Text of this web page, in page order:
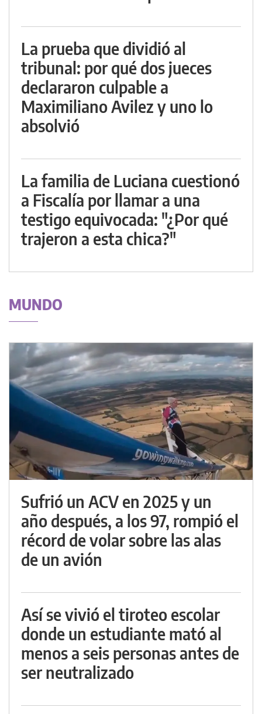
La prueba que dividió al
tribunal: por qué dos jueces
declararon culpable a
Maximiliano Avilez y uno lo
absolvió
La familia de Luciana cuestionó
a Fiscalía por llamar a una
testigo equivocada: "¿Por qué
trajeron a esta chica?"
MUNDO
Sufrió un ACV en 2025 y un
año después, a los 97, rompió el
récord de volar sobre las alas
de un avión
Así se vivió el tiroteo escolar
donde un estudiante mató al
menos a seis personas antes de
ser neutralizado